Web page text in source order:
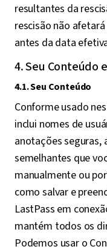
resultantes da
rescisão não
antes da data
4. Seu Conteúdo
4.1. Seu Conteúdo
Conforme usado
inclui nomes de
anotações seguras,
semelhantes que
manualmente ou
como salvar e
LastPass em
mantém todos os
Podemos usar o